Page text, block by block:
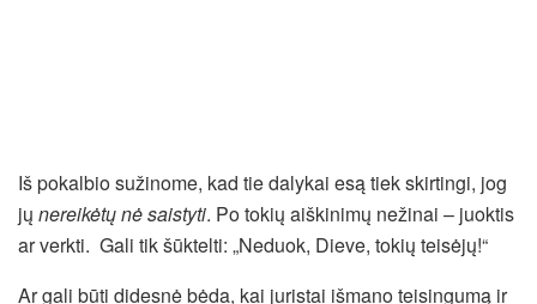
Iš pokalbio sužinome, kad tie dalykai esą tiek skirtingi, jog
jų nereikėtų nė saistyti. Po tokių aiškinimų nežinai – juoktis
ar verkti. Gali tik šūktelti: „Neduok, Dieve, tokių teisėjų!“
Ar gali būti didesnė bėda, kai juristai išmano teisingumą ir